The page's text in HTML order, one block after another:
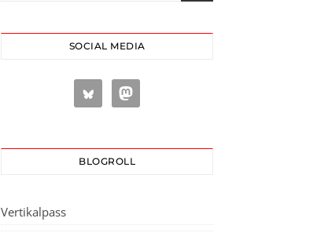
SOCIAL MEDIA
BLOGROLL
Vertikalpass